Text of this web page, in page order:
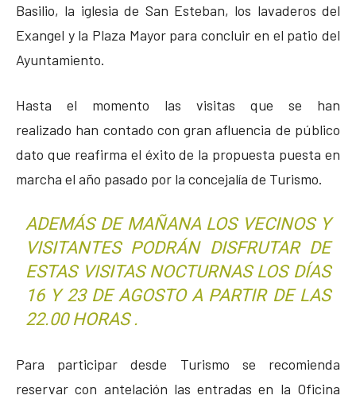
Basilio, la iglesia de San Esteban, los lavaderos del
Exangel y la Plaza Mayor para concluir en el patio del
Ayuntamiento.
Hasta el momento las visitas que se han
realizado han contado con gran afluencia de público
dato que reafirma el éxito de la propuesta puesta en
marcha el año pasado por la concejalía de Turismo.
ADEMÁS DE MAÑANA LOS VECINOS Y
VISITANTES PODRÁN DISFRUTAR DE
ESTAS VISITAS NOCTURNAS LOS DÍAS
16 Y 23 DE AGOSTO A PARTIR DE LAS
22.00 HORAS .
Para participar desde Turismo se recomienda
reservar con antelación las entradas en la Oficina